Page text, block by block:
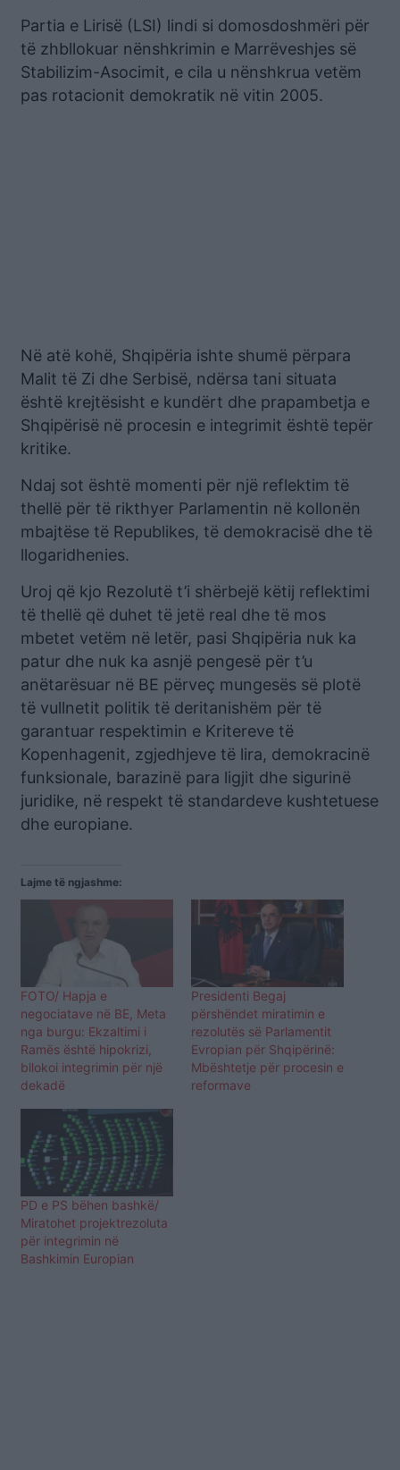
Partia e Lirisë (LSI) lindi si domosdoshmëri për
të zhbllokuar nënshkrimin e Marrëveshjes së
Stabilizim-Asocimit, e cila u nënshkrua vetëm
pas rotacionit demokratik në vitin 2005.
Në atë kohë, Shqipëria ishte shumë përpara
Malit të Zi dhe Serbisë, ndërsa tani situata
është krejtësisht e kundërt dhe prapambetja e
Shqipërisë në procesin e integrimit është tepër
kritike.
Ndaj sot është momenti për një reflektim të
thellë për të rikthyer Parlamentin në kollonën
mbajtëse të Republikes, të demokracisë dhe të
llogaridhenies.
Uroj që kjo Rezolutë t’i shërbejë këtij reflektimi
të thellë që duhet të jetë real dhe të mos
mbetet vetëm në letër, pasi Shqipëria nuk ka
patur dhe nuk ka asnjë pengesë për t’u
anëtarësuar në BE përveç mungesës së plotë
të vullnetit politik të deritanishëm për të
garantuar respektimin e Kritereve të
Kopenhagenit, zgjedhjeve të lira, demokracinë
funksionale, barazinë para ligjit dhe sigurinë
juridike, në respekt të standardeve kushtetuese
dhe europiane.
Lajme të ngjashme:
FOTO/ Hapja e
negociatave në BE, Meta
nga burgu: Ekzaltimi i
Ramës është hipokrizi,
bllokoi integrimin për një
dekadë
Presidenti Begaj
përshëndet miratimin e
rezolutës së Parlamentit
Evropian për Shqipërinë:
Mbështetje për procesin e
reformave
PD e PS bëhen bashkë/
Miratohet projektrezoluta
për integrimin në
Bashkimin Europian